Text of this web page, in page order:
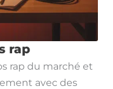
rap
rap du marché et
avec des